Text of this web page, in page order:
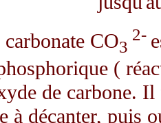
CO3
2-
(
de carbone.
à décanter, puis